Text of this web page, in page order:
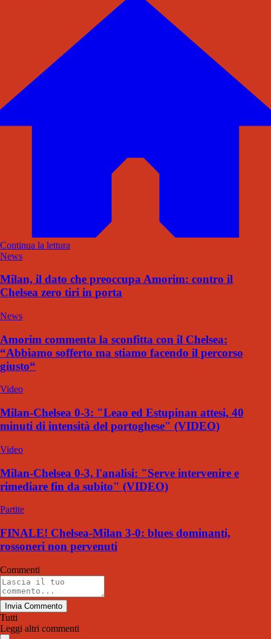
Continua la lettura
News
Milan, il dato che preoccupa Amorim: contro il
Chelsea zero tiri in porta
News
Amorim commenta la sconfitta con il Chelsea:
“Abbiamo sofferto ma stiamo facendo il percorso
giusto“
Video
Milan-Chelsea 0-3: "Leao ed Estupinan attesi, 40
minuti di intensità del portoghese" (VIDEO)
Video
Milan-Chelsea 0-3, l'analisi: "Serve intervenire e
rimediare fin da subito" (VIDEO)
Partite
FINALE! Chelsea-Milan 3-0: blues dominanti,
rossoneri non pervenuti
Commenti
Invia Commento
Tutti
Leggi altri commenti